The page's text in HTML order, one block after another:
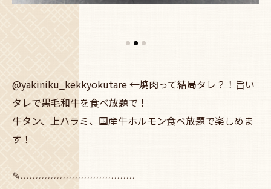
@yakiniku_kekkyokutare ←焼肉って結局タレ？！旨い
タレで黒毛和牛を食べ放題で！
牛タン、上ハラミ、国産牛ホルモン食べ放題で楽しめま
す！
✎˒˒˒˒˒˒˒˒˒˒˒˒˒˒˒˒˒˒˒˒˒˒˒˒˒˒˒˒˒˒˒˒˒˒˒˒˒˒